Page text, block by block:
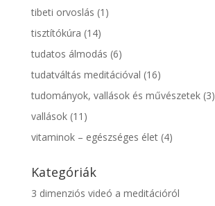
tibeti orvoslás (1)
tisztítókúra (14)
tudatos álmodás (6)
tudatváltás meditációval (16)
tudományok, vallások és művészetek(3)
vallások(11)
vitaminok – egészséges élet(4)
Kategóriák
3 dimenziós videó a meditációról